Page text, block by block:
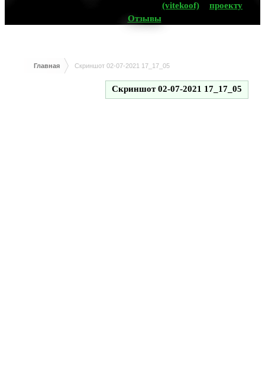
(vitekoof)
проекту
Отзывы
Главная Скриншот 02-07-2021 17_17_05
Скриншот 02-07-2021 17_17_05